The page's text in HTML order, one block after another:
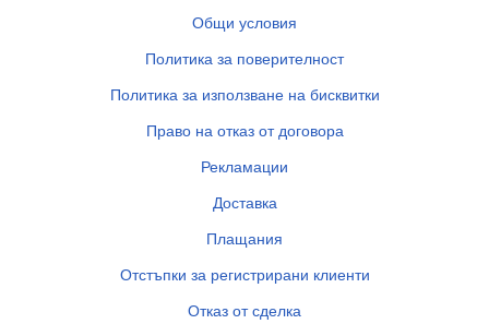
Общи условия
Политика за поверителност
Политика за използване на бисквитки
Право на отказ от договора
Рекламации
Доставка
Плащания
Отстъпки за регистрирани клиенти
Отказ от сделка